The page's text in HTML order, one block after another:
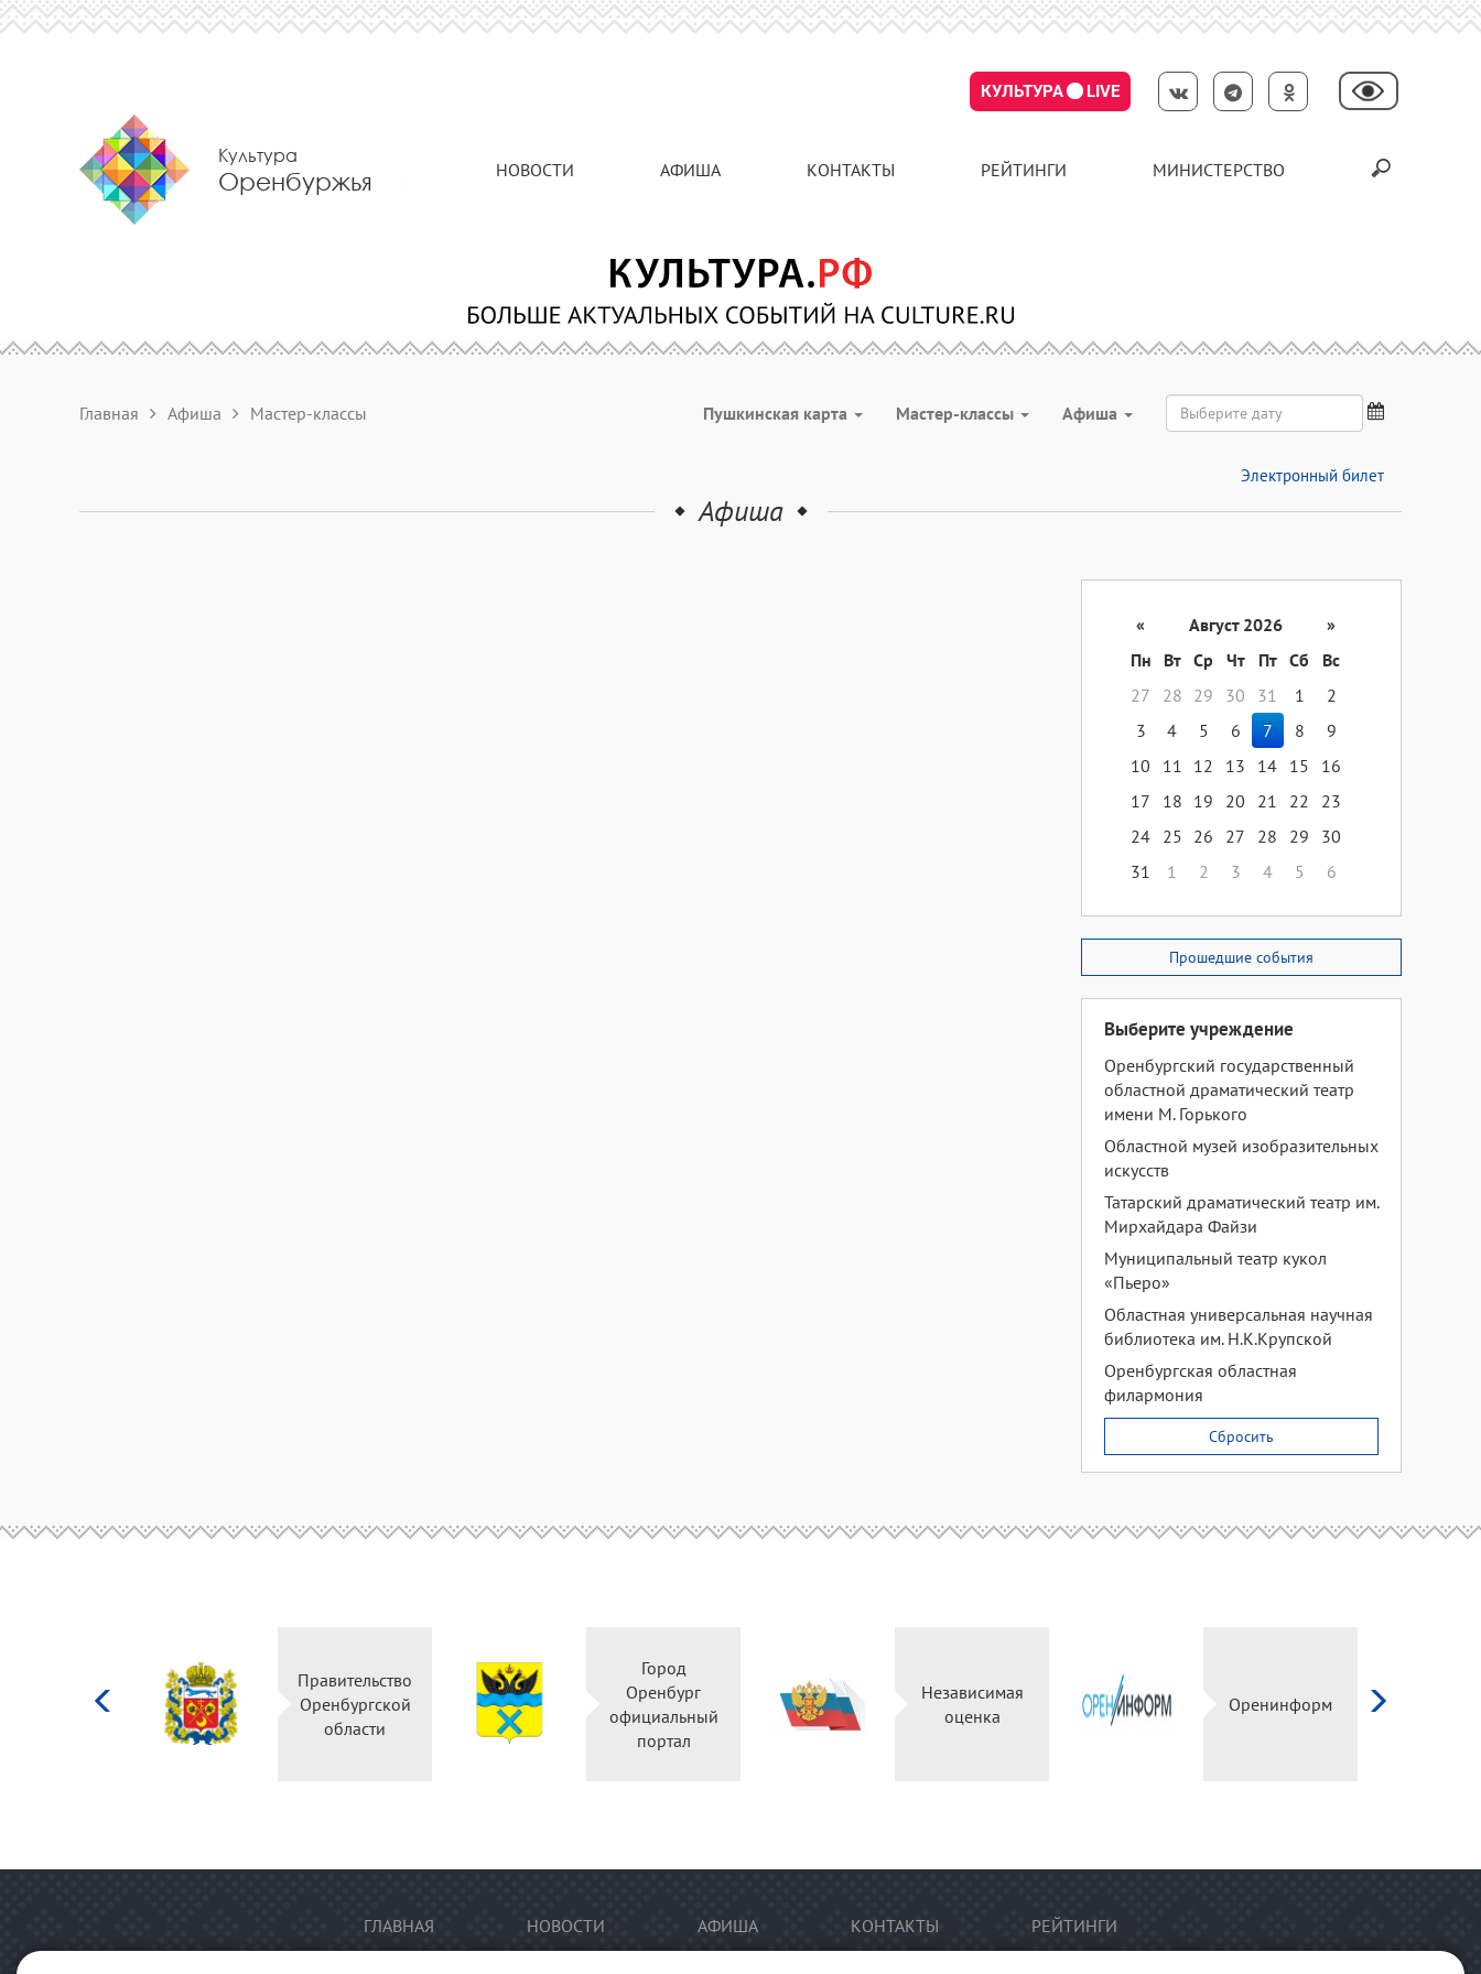
КУЛЬТУРА LIVE
Культура
Оренбуржья НОВОСТИ АФИША КОНТАКТЫ РЕЙТИНГИ МИНИСТЕРСТВО
Главная Афиша Мастер-классы Пушкинская карта Мастер-классы Aфиша
Электронный билет
Афиша
« Август 2026
»
Пн
Вт Ср Чт Пт Сб
Вс
27
28 29 30 31 1
2
3
4 5 6 7 8
9
10
11 12 13 14 15
16
17
18 19 20 21 22
23
24 25 26 27 28 29
30
31
1 2 3 4 5 6
Прошедшие события
Выберите учреждение
Оренбургский государственный
областной драматический театр
имени М. Горького
Областной музей изобразительных
искусств
Татарский драматический театр им.
Мирхайдара Файзи
Муниципальный театр кукол
«Пьеро»
Областная универсальная научная
библиотека им. Н.К.Крупской
Оренбургская областная
филармония
Сбросить
Правительство
Оренбургской
области
Город
Оренбург
официальный
портал
Независимая
оценка
Оренинформ
ГЛАВНАЯ НОВОСТИ АФИША КОНТАКТЫ РЕЙТИНГИ